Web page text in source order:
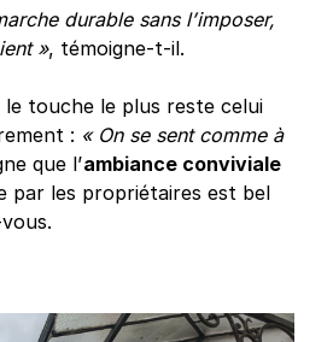
durable sans l’imposer,
», témoigne-t-il.
le touche le plus reste celui
: « On se sent comme à
que l’ambiance conviviale
par les propriétaires est bel